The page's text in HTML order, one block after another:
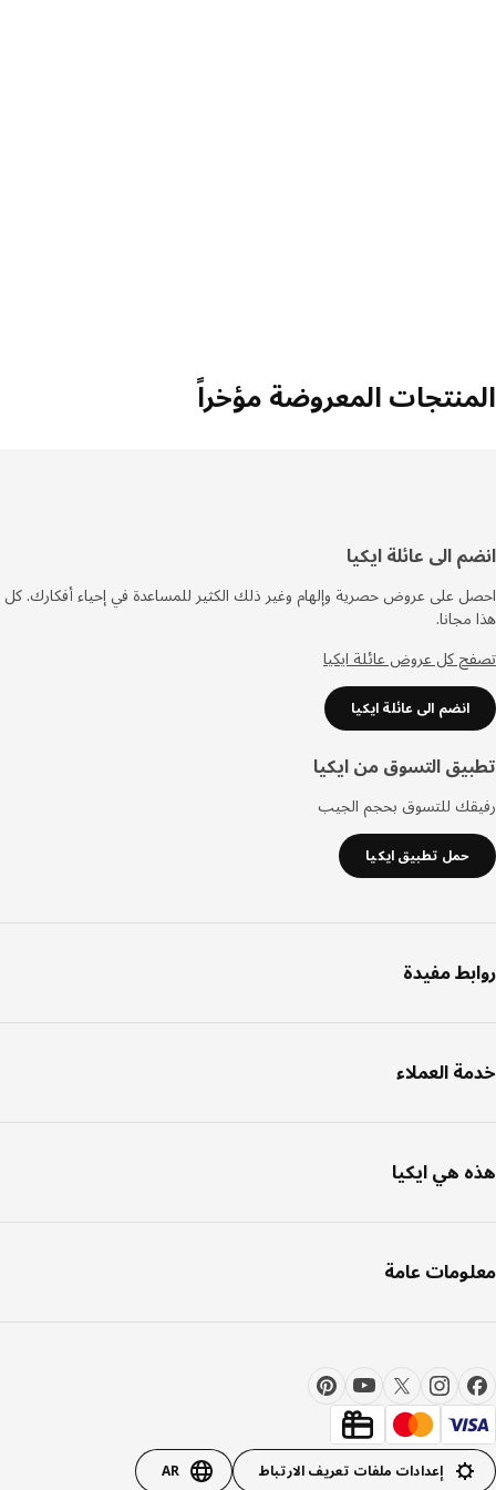
المعروضة مؤخراً
الى عائلة ايكيا
على عروض حصرية وإلهام وغير ذلك الكثير للمساعدة في إحياء أفكارك. كل
كل عروض عائلة ايكيا
انضم الى عائلة ايكيا
التسوق من ايكيا
للتسوق بحجم الجيب
حمل تطبيق ايكيا
مفيدة
العملاء
هي ايكيا
عامة
إعدادات ملفات تعريف الارتباط AR